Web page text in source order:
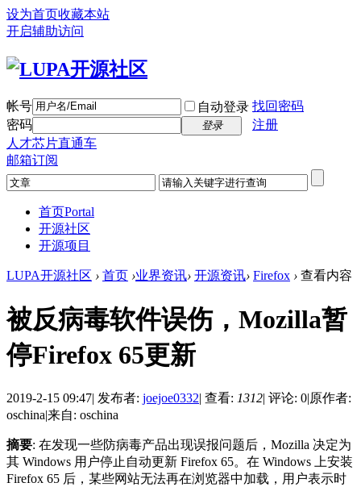
设为首页收藏本站
开启辅助访问
帐号 自动登录 找回密码
密码
登录
注册
人才芯片直通车
邮箱订阅
首页Portal
开源社区
开源项目
LUPA开源社区 › 首页 ›业界资讯› 开源资讯› Firefox › 查看内容
被反病毒软件误伤，Mozilla暂
停Firefox 65更新
2019-2-15 09:47| 发布者: joejoe0332| 查看: 1312| 评论: 0|原作者:
oschina|来自: oschina
摘要: 在发现一些防病毒产品出现误报问题后，Mozilla 决定为
其 Windows 用户停止自动更新 Firefox 65。在 Windows 上安装
Firefox 65 后，某些网站无法再在浏览器中加载，用户表示时